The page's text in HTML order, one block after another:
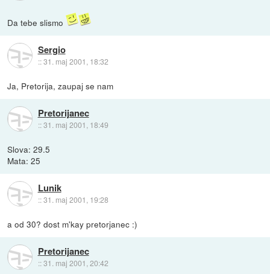
Da tebe slismo
Sergio
::31. maj 2001, 18:32
Ja, Pretorija, zaupaj se nam
Pretorijanec
::31. maj 2001, 18:49
Slova: 29.5
Mata: 25
Lunik
::31. maj 2001, 19:28
a od 30? dost m'kay pretorjanec :)
Pretorijanec
::31. maj 2001, 20:42